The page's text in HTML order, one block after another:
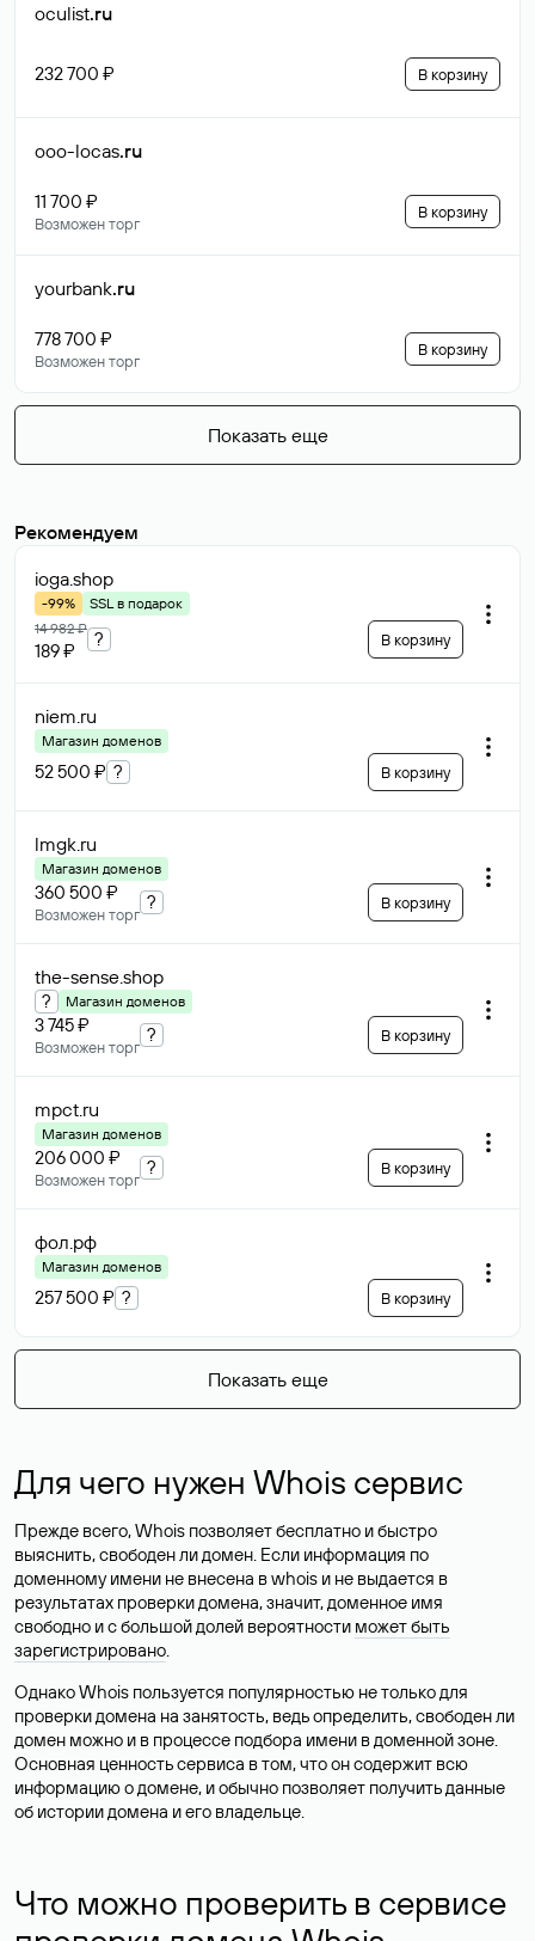
oculist.ru
232 700 ₽ В корзину
ooo-locas.ru
11 700 ₽
Возможен торг
В корзину
yourbank.ru
778 700 ₽
Возможен торг
В корзину
Показать еще
Рекомендуем
ioga.shop
-99%
SSL в подарок
14 982 ₽
189 ₽
? В корзину
niem.ru
Магазин доменов
52 500 ₽ ? В корзину
lmgk.ru
Магазин доменов
360 500 ₽
Возможен торг
? В корзину
the-sense.shop
? Магазин доменов
3 745 ₽
Возможен торг
? В корзину
mpct.ru
Магазин доменов
206 000 ₽
Возможен торг
? В корзину
фол.рф
Магазин доменов
257 500 ₽ ? В корзину
Показать еще
Для чего нужен Whois сервис
Прежде всего, Whois позволяет бесплатно и быстро
выяснить, свободен ли домен. Если информация по
доменному имени не внесена в whois и не выдается в
результатах проверки домена, значит, доменное имя
свободно и с большой долей вероятности может быть
зарегистрировано.
Однако Whois пользуется популярностью не только для
проверки домена на занятость, ведь определить, свободен ли
домен можно и в процессе подбора имени в доменной зоне.
Основная ценность сервиса в том, что он содержит всю
информацию о домене, и обычно позволяет получить данные
об истории домена и его владельце.
Что можно проверить в сервисе